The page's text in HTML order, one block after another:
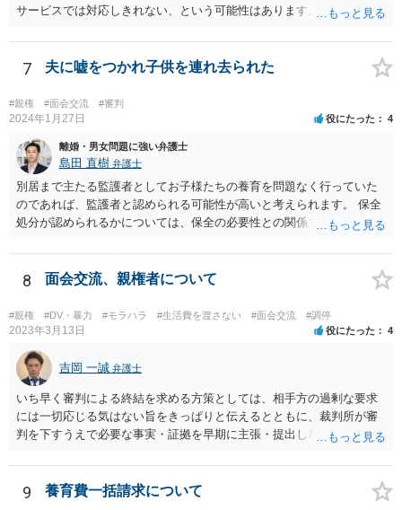
サービスでは対応しきれない、という可能性はあります。 また、原案
というのは 代理人の同意がない以上、難しいかもしれません。 以上は
あくまでネットで断片的に事情をお聞きした限りの意見ですので、詳
て、弁護士に面談相談に行くのが一番だと思います。
7 夫に嘘をつかれ子供を連れ去られた
#親権 #面会交流 #審判
2024年1月27日 役にたった 4
離婚・男女問題に強い弁護士
島田 直樹 弁護士
別居まで主たる監護者としてお子様たちの養育を問題なく行っていた
のであれば、監護者と認められる可能性が高いと考えられます。 保全
処分が認められるかについては、保全の必要性との関係でなんともい
す。 精神的なご負担も大きいと思いますが、担当の弁護士とよく相談
しながら手続を進めてください。
8 面会交流、親権者について
#親権 #DV・暴力 #モラハラ #生活費を渡さない #面会交流 #調停
2023年3月13日 役にたった 4
吉岡 一誠 弁護士
いち早く審判による終結を求める方策としては、相手方の過剰な要求
には一切応じる気はない旨をきっぱりと伝えるとともに、裁判所が審
判を下すうえで必要な事実・証拠を早期に主張・提出し尽くすという
ディーに進められる可能性もあるところなので、上記岡本先生がおっ
しゃるように、法テラスの利用も検討されるのが良いかと思います。
9 養育費一括請求について